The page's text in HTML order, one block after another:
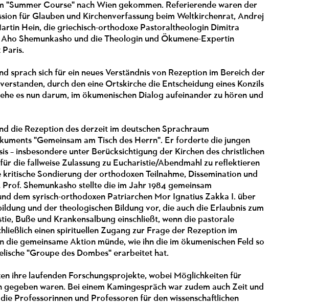
"Summer Course" nach Wien gekommen. Referierende waren der
für Glauben und Kirchenverfassung beim Weltkirchenrat, Andrej
Hein, die griechisch-orthodoxe Pastoraltheologin Dimitra
Shemunkasho und die Theologin und Ökumene-Expertin
sprach sich für ein neues Verständnis von Rezeption im Bereich der
durch den eine Ortskirche die Entscheidung eines Konzils
es nun darum, im ökumenischen Dialog aufeinander zu hören und
die Rezeption des derzeit im deutschen Sprachraum
"Gemeinsam am Tisch des Herrn". Er forderte die jungen
– insbesondere unter Berücksichtigung der Kirchen des christlichen
die fallweise Zulassung zu Eucharistie/Abendmahl zu reflektieren
Sondierung der orthodoxen Teilnahme, Dissemination und
Shemunkasho stellte die im Jahr 1984 gemeinsam
dem syrisch-orthodoxen Patriarchen Mor Ignatius Zakka I. über
und der theologischen Bildung vor, die auch die Erlaubnis zum
Buße und Krankensalbung einschließt, wenn die pastorale
einen spirituellen Zugang zur Frage der Rezeption im
gemeinsame Aktion münde, wie ihn die im ökumenischen Feld so
"Groupe des Dombes" erarbeitet hat.
ihre laufenden Forschungsprojekte, wobei Möglichkeiten für
waren. Bei einem Kamingespräch war zudem auch Zeit und
Professorinnen und Professoren für den wissenschaftlichen